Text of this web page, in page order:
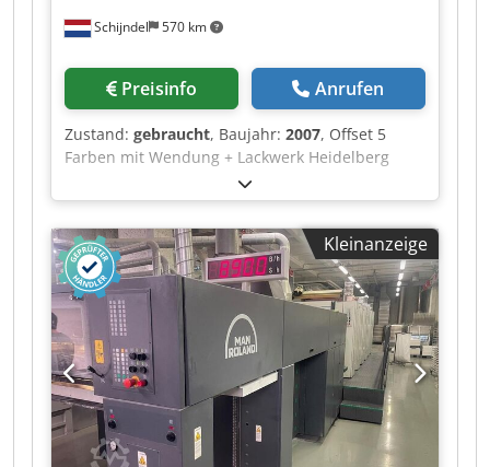
Schijndel 570 km
Preisinfo Anrufen
Zustand: gebraucht, Baujahr: 2007, Offset 5
Farben mit Wendung + Lackwerk Heidelberg
CD74-5-P+LX - C Baujahr: 2007 Druckzahl (Mio.):
250 Maschine Steuerung - CP 2000 - Prinect Axis
Control Druckwerke - Anzahl Druckwerken: 5 -
Maschine mit Wendung: 2/3 - AutoPlate - Alcolor
Feuchtwerk - Automatische
Farbwalzenwascheinrichtung - Automatische
Gummituchwascheinrichtung - Automatische
Wascheinrichtung für Gegendruckzylinder -
Feuchtwerk: Technotrans beta.c -
Farbwerktemperierung Lackieren - Anzahl
Lackwerke: 1 - Tresu Kammerrakelsystem -
Anzahl Rasterwalzen (Anilox): 1 Trocknen
Chjdpfx Asv Rx A Heizja - DryStar: DryStar 2000
Kleinanzeige